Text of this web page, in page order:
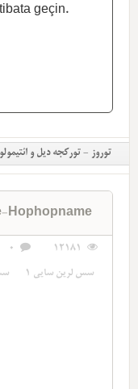
geçin.
توروز - تورکجه دیل و
Hophopname-
12181
0
سس لرین سایی 1